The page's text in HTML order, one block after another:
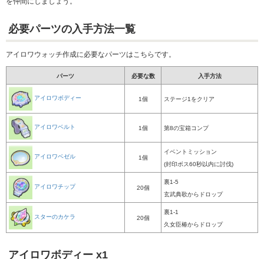
必要パーツの入手方法一覧
アイロワウォッチ作成に必要なパーツはこちらです。
パーツ 必要な数 入手方法
アイロワボディー 1個 ステージ1をクリア
アイロワベルト 1個 第8の宝箱コンプ
アイロワベゼル 1個
イベントミッション
(封印ボス60秒以内に討伐)
アイロワチップ 20個
裏1-5
玄武典歌からドロップ
スターのカケラ 20個
裏1-1
久女臣椿からドロップ
アイロワボディー x1